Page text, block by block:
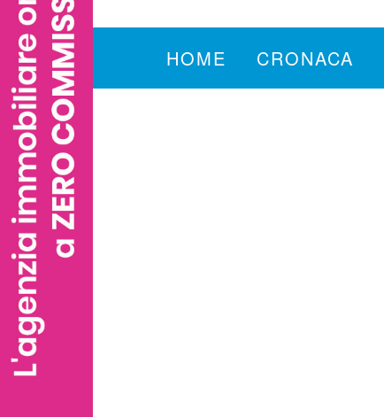
HOME CRONACA